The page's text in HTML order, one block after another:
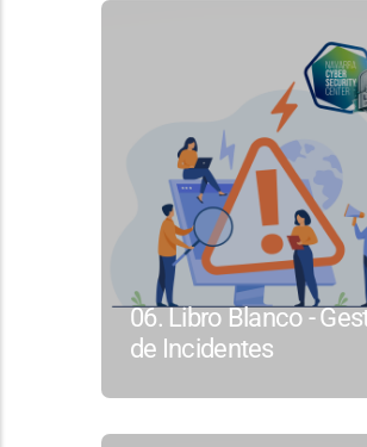
06. Libro Blanco -
de Incidentes